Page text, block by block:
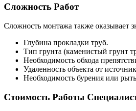
Сложность Работ
Сложность монтажа также оказывает
Глубина прокладки труб.
Тип грунта (каменистый грунт
Необходимость обхода
Удаленность объекта от
Необходимость бурения или
Стоимость Работы